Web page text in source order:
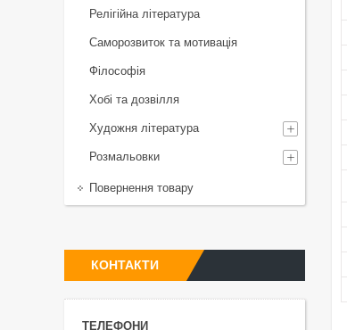
Релігійна література
Саморозвиток та мотивація
Філософія
Хобі та дозвілля
Художня література
Розмальовки
Повернення товару
КОНТАКТИ